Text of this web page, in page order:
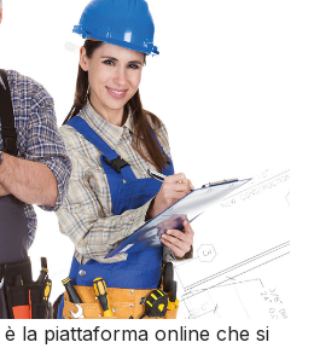
è la piattaforma online che si